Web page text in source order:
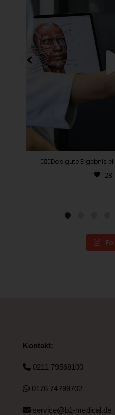
👨🏽‍⚕️Das gute Ergebnis
28
Kontakt:
0211 79568100
0176 74799702
service@b1-medical.de